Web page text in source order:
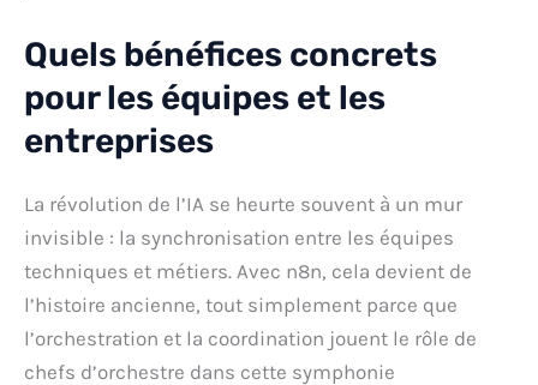
Quels bénéfices concrets
pour les équipes et les
entreprises
La révolution de l’IA se heurte souvent à un mur
invisible : la synchronisation entre les équipes
techniques et métiers. Avec n8n, cela devient de
l’histoire ancienne, tout simplement parce que
l’orchestration et la coordination jouent le rôle de
chefs d’orchestre dans cette symphonie